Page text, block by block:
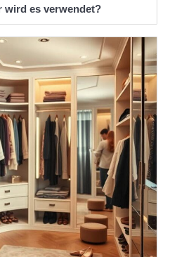
wird es verwendet?